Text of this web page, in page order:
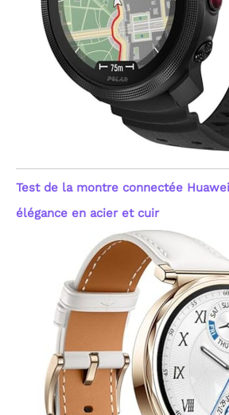
Test de la montre connectée
élégance en acier et cuir